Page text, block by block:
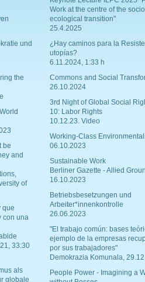
und
the
be
and
of
que
con una
33:30
als
globale
Work at the centre of the
ecological transition"
25.4.2025
¿Hay caminos para la
utopías?
6.11.2024, 1:33 h
Commons and Social
26.10.2024
3rd Night of Global Social
10: Labor Rights
10.12.23. Video
Working-Class
06.10.2023
Sustainable Work
Berliner Gazette - Allied
16.10.2023
Betriebsbesetzungen und
Arbeiter*innenkontrolle
26.06.2023
"El trabajo común: bases
ejemplo de la empresas
por sus trabajadores"
Demokrazia Komunala,
People Power - Imagining a